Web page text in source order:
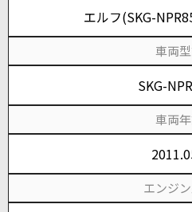
エルフ(SKG-
車両
SKG-
車両
エンジ